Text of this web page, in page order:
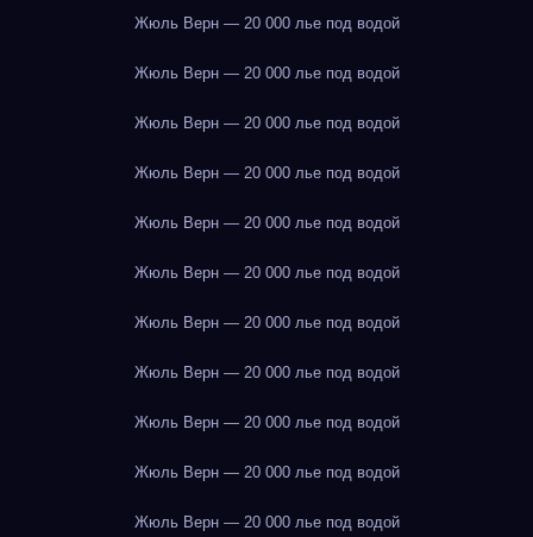
Жюль Верн — 20 000 лье под водой
Жюль Верн — 20 000 лье под водой
Жюль Верн — 20 000 лье под водой
Жюль Верн — 20 000 лье под водой
Жюль Верн — 20 000 лье под водой
Жюль Верн — 20 000 лье под водой
Жюль Верн — 20 000 лье под водой
Жюль Верн — 20 000 лье под водой
Жюль Верн — 20 000 лье под водой
Жюль Верн — 20 000 лье под водой
Жюль Верн — 20 000 лье под водой